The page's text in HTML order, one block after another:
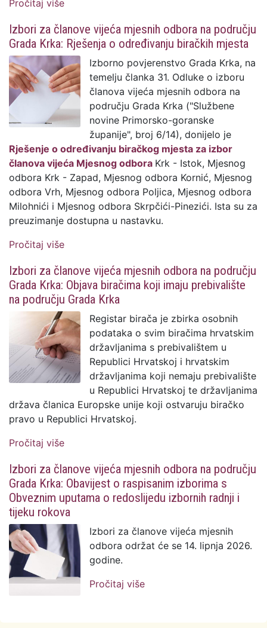
Pročitaj više
o dežurstvu izbornog povjerenstva
Izbori za članove vijeća mjesnih odbora na području
Grada Krka: Rješenja o određivanju biračkih mjesta
Izborno povjerenstvo Grada Krka, na
temelju članka 31. Odluke o izboru
članova vijeća mjesnih odbora na
području Grada Krka ("Službene
novine Primorsko-goranske
županije", broj 6/14), donijelo je
Rješenje o određivanju biračkog mjesta za izbor
članova vijeća Mjesnog odbora Krk - Istok, Mjesnog
odbora Krk - Zapad, Mjesnog odbora Kornić, Mjesnog
odbora Vrh, Mjesnog odbora Poljica, Mjesnog odbora
Milohnići i Mjesnog odbora Skrpčići-Pinezići. Ista su za
preuzimanje dostupna u nastavku.
Pročitaj više
određivanju biračkih mjesta
Izbori za članove vijeća mjesnih odbora na području
Grada Krka: Objava biračima koji imaju prebivalište
na području Grada Krka
Registar birača je zbirka osobnih
podataka o svim biračima hrvatskim
državljanima s prebivalištem u
Republici Hrvatskoj i hrvatskim
državljanima koji nemaju prebivalište
u Republici Hrvatskoj te državljanima
država članica Europske unije koji ostvaruju biračko
pravo u Republici Hrvatskoj.
Pročitaj više
koji imaju prebivalište na području Grada
Krka
Izbori za članove vijeća mjesnih odbora na području
Grada Krka: Obavijest o raspisanim izborima s
Obveznim uputama o redoslijedu izbornih radnji i
tijeku rokova
Izbori za članove vijeća mjesnih
odbora održat će se 14. lipnja 2026.
godine.
Pročitaj više